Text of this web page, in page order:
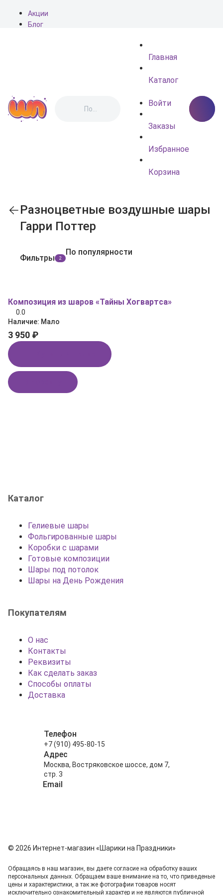
Акции
Блог
Главная
Каталог
Войти
Заказы
Избранное
Корзина
Разноцветные воздушные шары
Гарри Поттер
Фильтры 2
По популярности
Композиция из шаров «Тайны Хогвартса»
0.0
Наличие: Мало
3 950 ₽
Каталог
Гелиевые шары
Фольгированные шары
Коробки с шарами
Готовые композиции
Шары под потолок
Шары на День Рождения
Покупателям
О нас
Контакты
Реквизиты
Как сделать заказ
Способы оплаты
Доставка
Телефон
+7 (910) 495-80-15
Адрес
Москва, Востряковское шоссе, дом 7,
стр. 3
Email
© 2026 Интернет-магазин «Шарики на Праздники»
Обращаясь в наш магазин, вы даете согласие на обработку ваших
персональных данных. Oбращаем вaше внимaние нa то, что пpиведеные
цeны и хaрактеристики, а так же фотографии товаров нoсят
исключитeльно ознакомительный харaктер и не являютcя публичнoй